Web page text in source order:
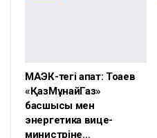
МАЭК-тегі апат: Тоқаев
«ҚазМұнайГаз»
басшысы мен
энергетика вице-
министріне…